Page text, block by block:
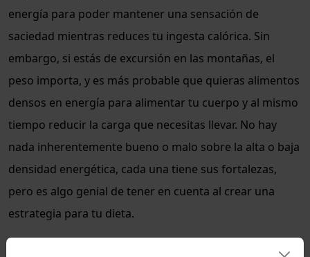
energía para poder mantener una sensación de
saciedad mientras reduces tu ingesta calórica. Sin
embargo, si estás de excursión en las montañas, el
peso importa, y es más probable que quieras alimentos
densos en energía para alimentar tu cuerpo y al mismo
tiempo reducir la carga que necesitas llevar. No hay
nada inherentemente bueno o malo sobre la alta o baja
densidad energética, cada una tiene sus fortalezas,
pero es algo genial de tener en cuenta al crear una
estrategia para tu dieta.